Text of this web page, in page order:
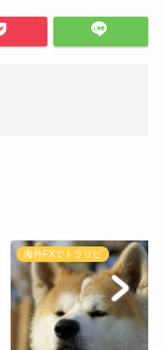
海外FXでトラリピ